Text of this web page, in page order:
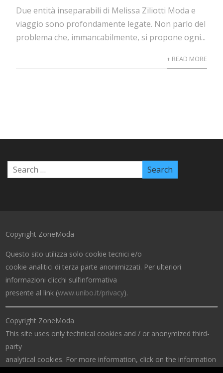
Due entità inseparabili di Melissa Ziliotti Moda e
viaggio sono profondamente legate. Non parlo del
problema che, immancabilmente, si propone ogni...
+ READ MORE
Copyright ZoneModa
Questo sito utilizza solo cookie tecnici e/o
cookie analitici di terza parte anonimizzati. Per ulteriori
informazioni clicchi sull’informativa
presente al link (www.unibo.it/privacy).
Copyright ZoneModa
This site uses only technical cookies and / or anonymized third-
party
analytical cookies. For more information, click on the information